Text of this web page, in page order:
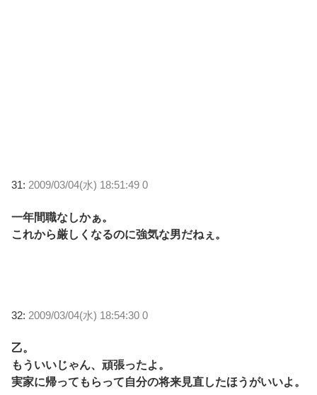
31: 2009/03/04(水) 18:51:49 0
一年間職なしかぁ。
これから厳しくなるのに強気な男だねぇ。
32: 2009/03/04(水) 18:54:30 0
乙。
もういいじゃん、頑張ったよ。
実家に帰ってもらって自分の将来見直したほうがいいよ。